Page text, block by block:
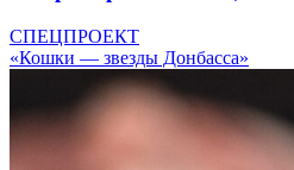
СПЕЦПРОЕКТ
«Кошки — звезды Донбасса»